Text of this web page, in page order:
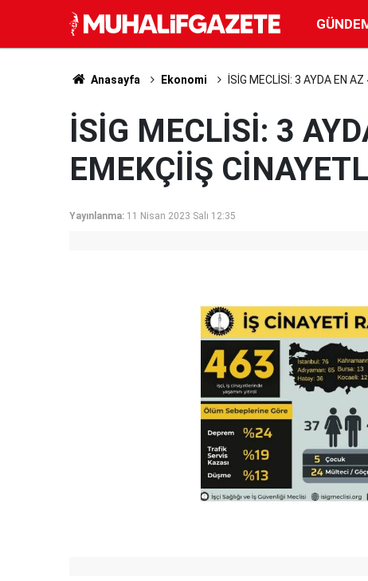
Anasayfa Ekonomi İSİG MECLİSİ: 3 AYDA EN
İSİG MECLİSİ: 3
EMEKÇİİŞ
Yayınlanma: 11 Nisan 2023 Salı 12:35